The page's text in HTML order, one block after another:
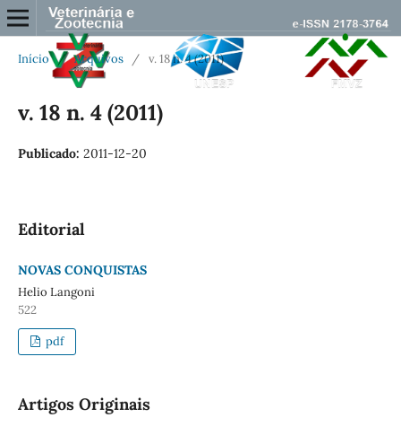
Início / Arquivos / v. 18 n. 4 (2011)
v. 18 n. 4 (2011)
Publicado: 2011-12-20
Editorial
NOVAS CONQUISTAS
Helio Langoni
522
pdf
Artigos Originais